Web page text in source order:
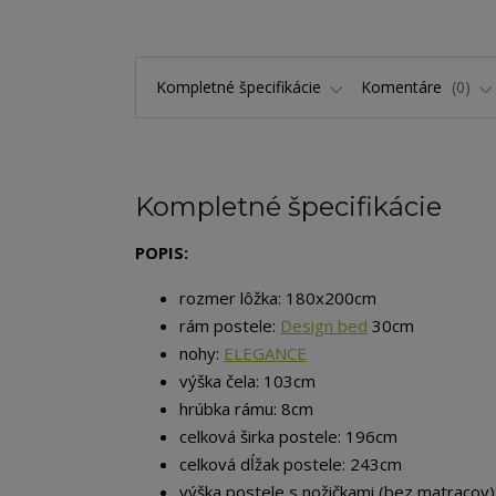
Kompletné špecifikácie Komentáre 0
Kompletné špecifikácie
POPIS:
rozmer lôžka: 180x200cm
rám postele: Design bed 30cm
nohy: ELEGANCE
výška čela: 103cm
hrúbka rámu: 8cm
celková širka postele: 196cm
celková dĺžak postele: 243cm